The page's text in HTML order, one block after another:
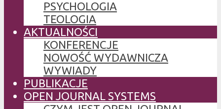
PSYCHOLOGIA
TEOLOGIA
AKTUALNOŚCI
KONFERENCJE
NOWOŚĆ WYDAWNICZA
WYWIADY
PUBLIKACJE
OPEN JOURNAL SYSTEMS